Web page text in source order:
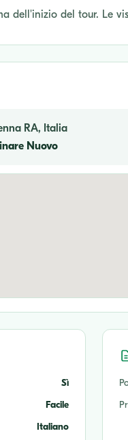
dell'inizio del tour. Le
RA, Italia
Nuovo
Sì
Facile
Italiano